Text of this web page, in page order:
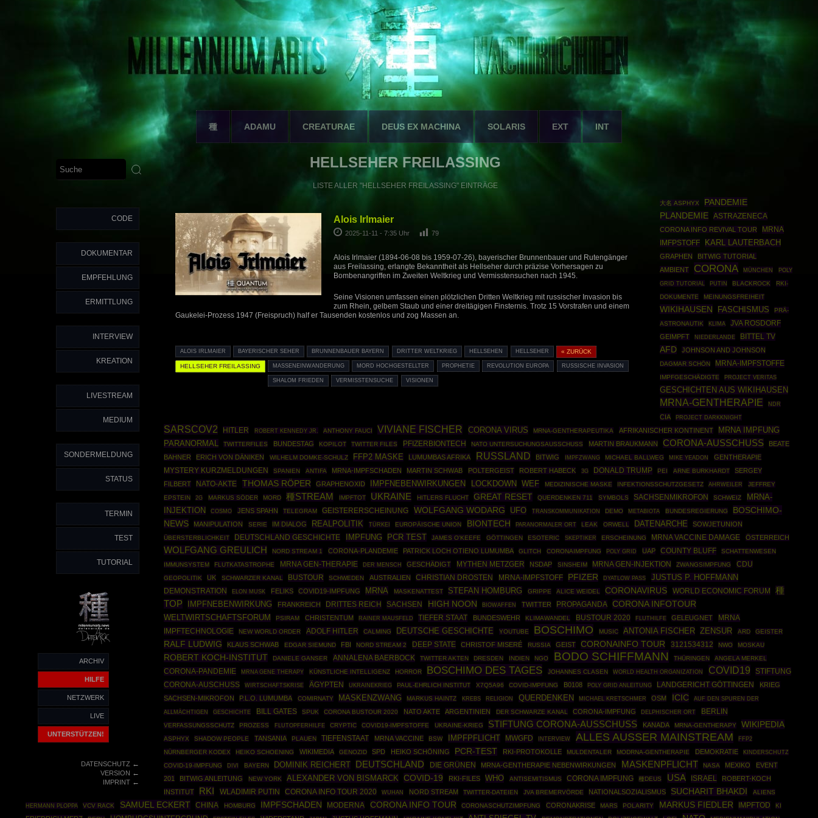
種 ADAMU CREATURAE DEUS EX MACHINA SOLARIS EXT INT
CODE
DOKUMENTAR
EMPFEHLUNG
ERMITTLUNG
INTERVIEW
KREATION
LIVESTREAM
MEDIUM
SONDERMELDUNG
STATUS
TERMIN
TEST
TUTORIAL
ARCHIV
HILFE
NETZWERK
LIVE
UNTERSTÜTZEN!
DATENSCHUTZ←
VERSION ←
IMPRINT←
HELLSEHER FREILASSING
LISTE ALLER "HELLSEHER FREILASSING" EINTRÄGE
Alois Irlmaier
2025-11-11 - 7:35 Uhr 79
Alois Irlmaier (1894-06-08 bis 1959-07-26), bayerischer Brunnenbauer und Rutengänger
aus Freilassing, erlangte Bekanntheit als Hellseher durch präzise Vorhersagen zu
Bombenangriffen im Zweiten Weltkrieg und Vermisstensuchen nach 1945.
Seine Visionen umfassen einen plötzlichen Dritten Weltkrieg mit russischer Invasion bis
zum Rhein, gelbem Staub und einer dreitägigen Finsternis. Trotz 15 Vorstrafen und einem
Gaukelei-Prozess 1947 (Freispruch) half er Tausenden kostenlos und zog Massen an.
ALOIS IRLMAIER BAYERISCHER SEHER BRUNNENBAUER BAYERN DRITTER WELTKRIEG HELLSEHEN HELLSEHER « ZURÜCK
HELLSEHER FREILASSING MASSENEINWANDERUNG MORD HOCHGESTELLTER PROPHETIE REVOLUTION EUROPA RUSSISCHE INVASION
SHALOM FRIEDEN VERMISSTENSUCHE VISIONEN
大名 ASPHYX PANDEMIE
PLANDEMIE ASTRAZENECA
CORONA INFO REVIVAL TOUR
MRNA
IMFPSTOFF
KARL LAUTERBACH
GRAPHEN
BITWIG TUTORIAL
AMBIENT
CORONA MÜNCHEN
POLY
GRID TUTORIAL
PUTIN BLACKROCK
RKI-
DOKUMENTE
MEINUNGSFREIHEIT
WIKIHAUSEN FASCHISMUS
PRÄ-
ASTRONAUTIK
KLIMA JVA ROSDORF
GEIMPFT NIEDERLANDE BITTEL TV
AFD JOHNSON AND JOHNSON
DAGMAR SCHÖN MRNA-IMPFSTOFFE
IMPFGESCHÄDIGTE PROJECT VERITAS
GESCHICHTEN AUS WIKIHAUSEN
MRNA-GENTHERAPIE NDR
CIA PROJECT DARKKNIGHT
SARSCOV2 HITLER ROBERT KENNEDY JR. ANTHONY FAUCI VIVIANE FISCHER CORONA VIRUS MRNA-GENTHERAPEUTIKA AFRIKANISCHER KONTINENT
MRNA IMPFUNG
PARANORMAL
TWITTERFILES BUNDESTAG KOPILOT TWITTER FILES PFIZERBIONTECH NATO UNTERSUCHUNGSAUSSCHUSS MARTIN BRAUKMANN CORONA-AUSSCHUSS
BEATE
BAHNER
ERICH VON DÄNIKEN WILHELM DOMKE-SCHULZ FFP2 MASKE LUMUMBAS AFRIKA RUSSLAND BITWIG IMPFZWANG MICHAEL BALLWEG MIKE YEADON
GENTHERAPIE
MYSTERY KURZMELDUNGEN
SPANIEN ANTIFA MRNA-IMPFSCHADEN MARTIN SCHWAB POLTERGEIST ROBERT HABECK 3G DONALD TRUMP PEI ARNE BURKHARDT
SERGEY
FILBERT
NATO-AKTE THOMAS RÖPER GRAPHENOXID IMPFNEBENWIRKUNGEN LOCKDOWN WEF MEDIZINISCHE MASKE INFEKTIONSSCHUTZGESETZ AHRWEILER
JEFFREY
EPSTEIN
2G MARKUS SÖDER MORD 種STREAM IMPFTOT UKRAINE HITLERS FLUCHT GREAT RESET QUERDENKEN 711 SYMBOLS SACHSENMIKROFON SCHWEIZ
MRNA-
INJEKTION
COSMO JENS SPAHN TELEGRAM GEISTERERSCHEINUNG WOLFGANG WODARG UFO TRANSKOMMUNIKATION DEMO METABIOTA BUNDESREGIERUNG
BOSCHIMO-
NEWS
MANIPULATION SERIE IM DIALOG REALPOLITIK TÜRKEI EUROPÄISCHE UNION BIONTECH PARANORMALER ORT LEAK ORWELL DATENARCHE SOWJETUNION
ÜBERSTERBLICHKEIT DEUTSCHLAND GESCHICHTE IMPFUNG PCR TEST JAMES O'KEEFE GÖTTINGEN ESOTERIC SKEPTIKER ERSCHEINUNG MRNA VACCINE DAMAGE ÖSTERREICH
WOLFGANG GREULICH NORD STREAM 1 CORONA-PLANDEMIE PATRICK LOCH OTIENO LUMUMBA GLITCH CORONAIMPFUNG POLY GRID UAP COUNTY BLUFF
SCHATTENWESEN
IMMUNSYSTEM
FLUTKATASTROPHE MRNA GEN-THERAPIE DER MENSCH GESCHÄDIGT MYTHEN METZGER NSDAP SINSHEIM MRNA GEN-INJEKTION ZWANGSIMPFUNG CDU
GEOPOLITIK UK SCHWARZER KANAL BUSTOUR SCHWEDEN AUSTRALIEN CHRISTIAN DROSTEN MRNA-IMPFSTOFF PFIZER DYATLOW PASS JUSTUS P. HOFFMANN
DEMONSTRATION ELON MUSK FELIKS COVID19-IMPFUNG MRNA MASKENATTEST STEFAN HOMBURG GRIPPE ALICE WEIDEL CORONAVIRUS WORLD ECONOMIC FORUM
種
TOP
IMPFNEBENWIRKUNG FRANKREICH DRITTES REICH SACHSEN HIGH NOON BIOWAFFEN TWITTER PROPAGANDA CORONA INFOTOUR
WELTWIRTSCHAFTSFORUM PSIRAM CHRISTENTUM RAINER MAUSFELD TIEFER STAAT BUNDESWEHR KLIMAWANDEL BUSTOUR 2020 FLUTHILFE GELEUGNET
MRNA
IMPFTECHNOLOGIE
NEW WORLD ORDER ADOLF HITLER CALMING DEUTSCHE GESCHICHTE YOUTUBE BOSCHIMO MUSIC ANTONIA FISCHER ZENSUR ARD GEISTER
RALF LUDWIG KLAUS SCHWAB EDGAR SIEMUND FBI NORD STREAM 2 DEEP STATE CHRISTOF MISERÉ RUSSIA GEIST CORONAINFO TOUR 3121534312 NWO MOSKAU
ROBERT KOCH-INSTITUT DANIELE GANSER ANNALENA BAERBOCK TWITTER AKTEN DRESDEN INDIEN NGO BODO SCHIFFMANN THÜRINGEN ANGELA MERKEL
CORONA-PANDEMIE MRNA GENE THERAPY KÜNSTLICHE INTELLIGENZ HORROR BOSCHIMO DES TAGES JOHANNES CLASEN WORLD HEALTH ORGANIZATION COVID19
STIFTUNG
CORONA-AUSCHUSS
WIRTSCHAFTSKRISE ÄGYPTEN UKRAINEKRIEG PAUL-EHRLICH INSTITUT X7Q5A96 COVID-IMPFUNG B0108 POLY GRID ANLEITUNG LANDGERICHT GÖTTINGEN
KRIEG
SACHSEN-MIKROFON
P.L.O. LUMUMBA COMIRNATY MASKENZWANG MARKUS HAINTZ KREBS RELIGION QUERDENKEN MICHAEL KRETSCHMER OSM ICIC AUF DEN SPUREN DER
ALLMÄCHTIGEN GESCHICHTE BILL GATES SPUK CORONA BUSTOUR 2020 NATO AKTE ARGENTINIEN DER SCHWARZE KANAL CORONA-IMPFUNG DELPHISCHER ORT BERLIN
VERFASSUNGSSCHUTZ PROZESS FLUTOPFERHILFE CRYPTIC COVID19-IMPFSTOFFE UKRAINE-KRIEG STIFTUNG CORONA-AUSSCHUSS KANADA MRNA-GENTHERAPY WIKIPEDIA
ASPHYX SHADOW PEOPLE TANSANIA PLAUEN TIEFENSTAAT MRNA VACCINE BSW IMPFPFLICHT MWGFD INTERVIEW ALLES AUSSER MAINSTREAM
FFP2
NÜRNBERGER KODEX
HEIKO SCHOENING WIKIMEDIA GENOZID SPD HEIKO SCHÖNING PCR-TEST RKI-PROTOKOLLE MULDENTALER MODRNA-GENTHERAPIE DEMOKRATIE KINDERSCHUTZ
COVID-19-IMPFUNG DIVI BAYERN DOMINIK REICHERT DEUTSCHLAND DIE GRÜNEN MRNA-GENTHERAPIE NEBENWIRKUNGEN MASKENPFLICHT NASA MEXIKO
EVENT
201
BITWIG ANLEITUNG NEW YORK ALEXANDER VON BISMARCK COVID-19 RKI-FILES WHO ANTISEMITISMUS CORONA IMPFUNG 種DEUS USA ISRAEL
ROBERT-KOCH
INSTITUT
RKI WLADIMIR PUTIN CORONA INFO TOUR 2020 WUHAN NORD STREAM TWITTER-DATEIEN JVA BREMERVÖRDE NATIONALSOZIALISMUS SUCHARIT BHAKDI
ALIENS
HERMANN PLOPPA
VCV RACK SAMUEL ECKERT CHINA HOMBURG IMPFSCHADEN MODERNA CORONA INFO TOUR CORONASCHUTZIMPFUNG CORONAKRISE MARS POLARITY MARKUS FIEDLER IMPFTOD KI